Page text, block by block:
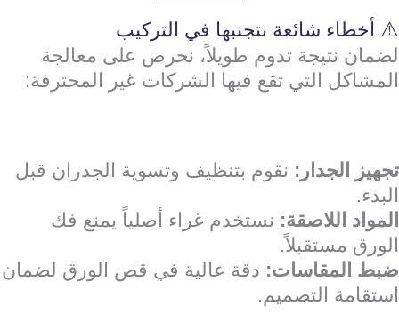
⚠️ أخطاء شائعة نتجنبها في التركيب
لضمان نتيجة تدوم طويلاً، نحرص على معالجة
المشاكل التي تقع فيها الشركات غير المحترفة:
تجهيز الجدار: نقوم بتنظيف وتسوية الجدران قبل
البدء.
المواد اللاصقة: نستخدم غراء أصلياً يمنع فك
الورق مستقبلاً.
ضبط المقاسات: دقة عالية في قص الورق لضمان
استقامة التصميم.